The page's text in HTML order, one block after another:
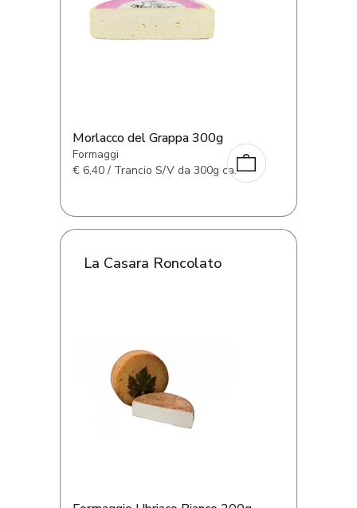
Morlacco del Grappa 300g
Formaggi
€ 6,40 / Trancio S/V da 300g ca.
La Casara Roncolato